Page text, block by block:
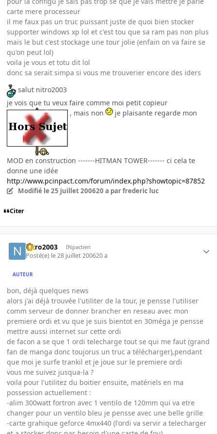
carte mere processeur
il me faux pas un truc puissant juste de quoi bien stocker
supporter windows xp lol et c'est tou que sa ram pas non plus
mais le but c'est stockage une tour jolie (enfain on va faire se
qu'on peut lol)
voila je vous et totu dit lol
donc sa serait simpa si vous me trouverier encore des iders
salut nitro2003
je vois que tu veux faire comme moi petit copieur
, mais non
je plaisante regarde mon
MOD en construction -------HITMAN TOWER------- ci cela te
donne une idée
http://www.pcinpact.com/forum/index.php?showtopic=87852
Modifié le 25 juillet 200620 a par frederic luc
Citer
nitro2003 INpactien
Posté(e) le 28 juillet 200620 a
AUTEUR
bon, déjà quelques news
alors j'ai déjà trouvée l'utiliter de la tour, je pensse l'utiliser
comm serveur de donner brancher en reseau avec mon
premiere ordi et vu que je suis bientot en 30méga je pensse
mettre aussi internet sur cette ordi
de facon a se que 1 ordi telecharge tout se qui me faut (grand
fan de manga donc toujorus un truc a télécharger),pendant
que moi je surfe trankil et je joue sur le premiere ordi
vous me suivez jusqua-la ?
voila pour l'utilitez du boitier ensuite, matériels en ma
possession actuellement :
-alim 300watt fortron avec 1 ventilo de 120mm qui va etre
changer pour un ventilo bleu je pensse avec une belle grille
-carte grahique geforce 4mx440 (l'ordi va servir a telecharger